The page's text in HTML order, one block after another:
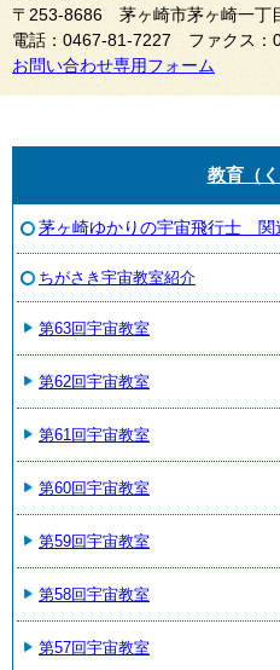
〒253-8686 茅ヶ崎市茅ヶ崎一丁
電話：0467-81-7227 ファクス：
お問い合わせ専用フォーム
教育（く
茅ヶ崎ゆかりの宇宙飛行士 関
ちがさき宇宙教室紹介
第63回宇宙教室
第62回宇宙教室
第61回宇宙教室
第60回宇宙教室
第59回宇宙教室
第58回宇宙教室
第57回宇宙教室